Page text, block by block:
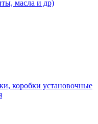
масла и др)
коробки установочные